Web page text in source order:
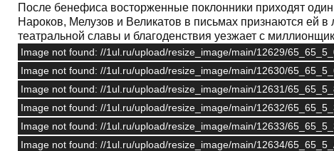
После бенефиса восторженные поклонники приходят
Нароков, Мелузов и Великатов в письмах признаются ей
театральной славы и благоденствия уезжает с
Image not found: //1ul.ru/upload/resize_image/main/12629/
Image not found: //1ul.ru/upload/resize_image/main/12630/
Image not found: //1ul.ru/upload/resize_image/main/12631/
Image not found: //1ul.ru/upload/resize_image/main/12632/
Image not found: //1ul.ru/upload/resize_image/main/12633/
Image not found: //1ul.ru/upload/resize_image/main/12634/